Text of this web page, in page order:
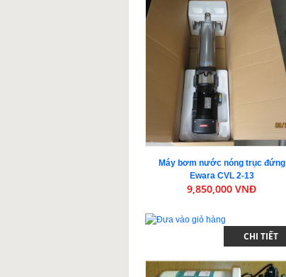
Máy bơm nước nóng trục đứng
Ewara CVL 2-13
9,850,000 VNĐ
CHI TIẾT